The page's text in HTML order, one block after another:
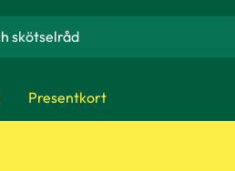
Presentkort